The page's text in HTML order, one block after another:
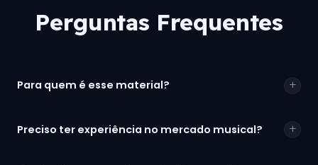
Perguntas Frequentes
Para quem é esse material? +
Preciso ter experiência no mercado musical? +